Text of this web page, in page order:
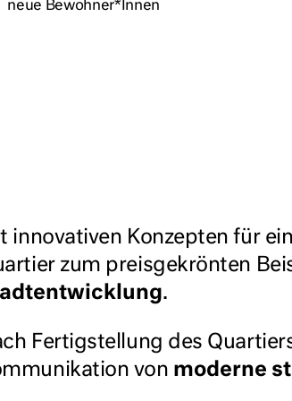
neue Bewohner*Innen
innovativen Konzepten für
zum preisgekrönten
.
Fertigstellung des
von moderne